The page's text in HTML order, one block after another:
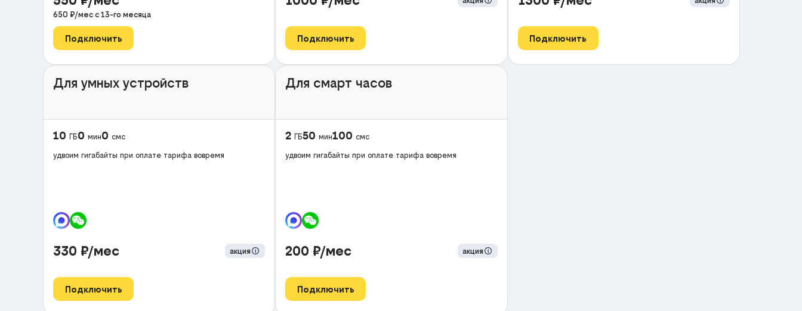
650 ₽/мес с 13-го месяца
Подключить Подключить Подключить
Для умных устройств
10 ГБ0 мин0 смс
удвоим гигабайты при оплате тарифа вовремя
330 ₽/мес акция
Подключить
Для смарт часов
2 ГБ50 мин100 смс
удвоим гигабайты при оплате тарифа вовремя
200 ₽/мес акция
Подключить